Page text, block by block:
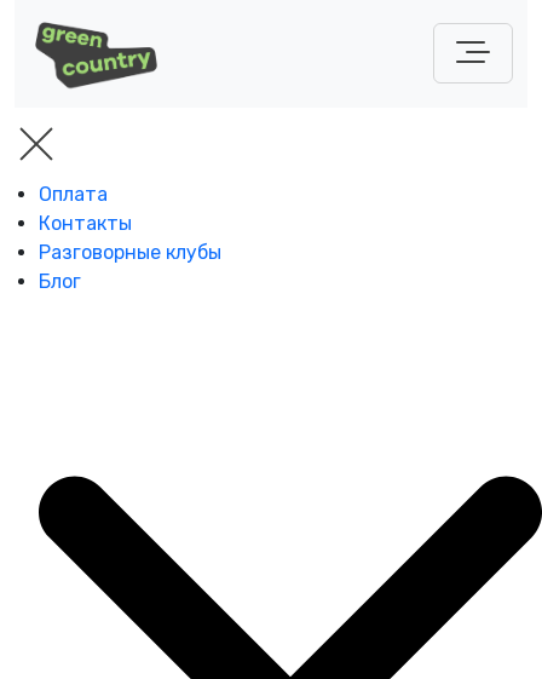
Оплата
Контакты
Разговорные клубы
Блог